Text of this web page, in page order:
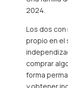
2024.
Los dos con
propio en el
comprar
forma